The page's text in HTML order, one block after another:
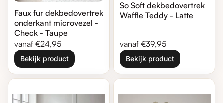
Faux fur dekbedovertrek
onderkant microvezel -
Check - Taupe
Normale prijs
vanaf €24,95
Bekijk product
So Soft dekbedovertrek
Waffle Teddy - Latte
Normale prijs
vanaf €39,95
Bekijk product